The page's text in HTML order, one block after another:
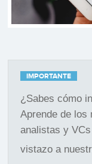
IMPORTANTE
¿Sabes cómo
Aprende de los
analistas y
vistazo a